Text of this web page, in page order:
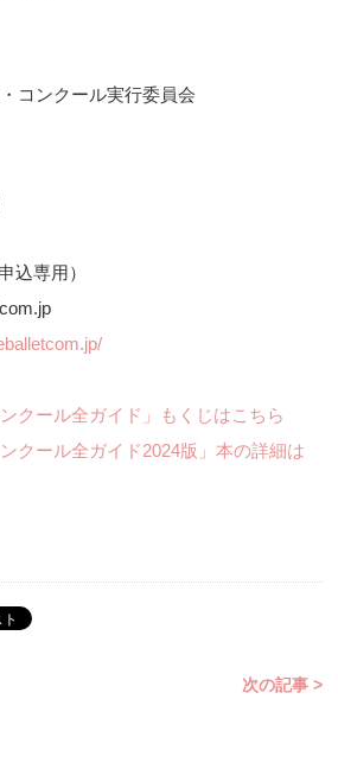
コンクール実行委員会
込専用）
クール全ガイド」もくじはこちら
クール全ガイド2024版」本の詳細は
次の記事 >